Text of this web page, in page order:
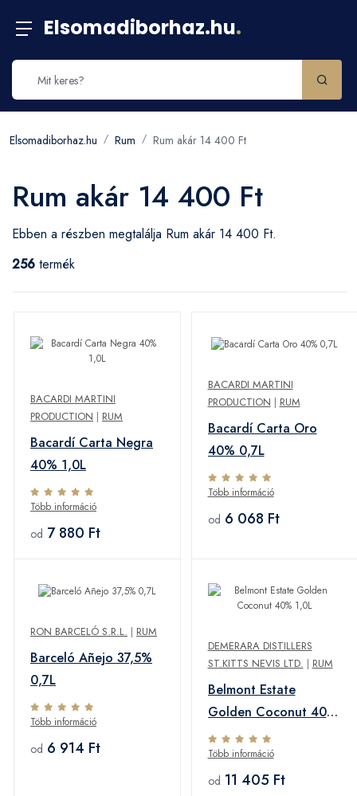
Elsomadiborhaz.hu.
Elsomadiborhaz.hu Rum Rum akár 14 400 Ft
Rum akár 14 400 Ft
Ebben a részben megtalálja Rum akár 14 400 Ft.
256 termék
BACARDI MARTINI
PRODUCTION | RUM
Bacardí Carta Negra
40% 1,0L
Több információ
od 7 880 Ft
BACARDI MARTINI
PRODUCTION | RUM
Bacardí Carta Oro
40% 0,7L
Több információ
od 6 068 Ft
RON BARCELÓ S.R.L. | RUM
Barceló Añejo 37,5%
0,7L
Több információ
od 6 914 Ft
DEMERARA DISTILLERS
ST.KITTS NEVIS LTD. | RUM
Belmont Estate
Golden Coconut 40%
1,0L
Több információ
od 11 405 Ft